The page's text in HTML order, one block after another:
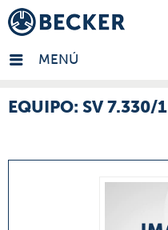
MENÚ
- ES
EQUIPO: SV 7.330/1